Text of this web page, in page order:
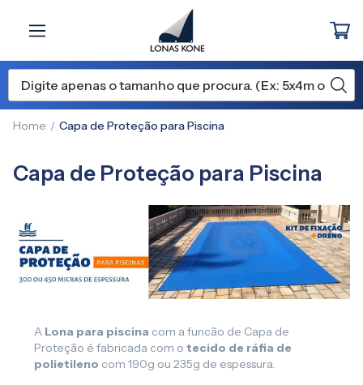
Home Capa de Proteção para Piscina
Capa de Proteção para Piscina
A Lona para piscina com a funcão de Capa de
Proteção é fabricada com o tecido de ráfia de
polietileno com 190g ou 235g de espessura.